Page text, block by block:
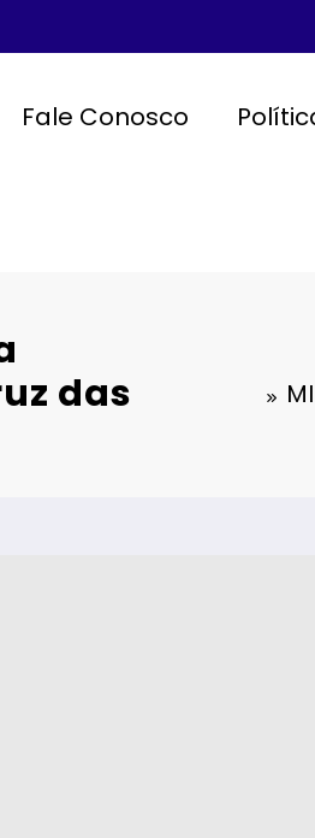
Fale Conosco
das